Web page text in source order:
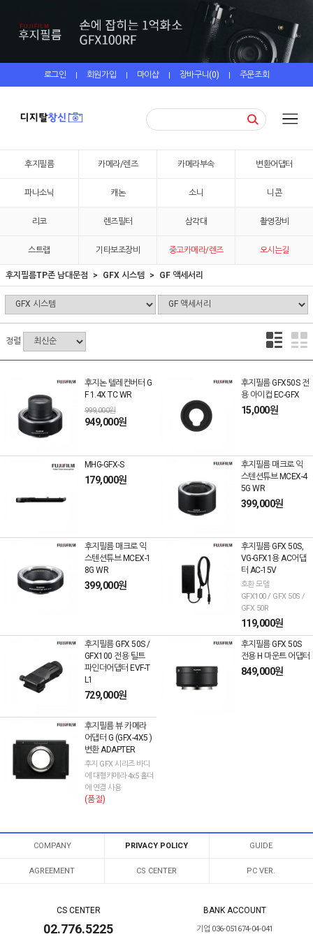
로그인 | 회원가입 | 마이샵 | 장바구니(0) | 주문조회
후지필름 카메라/렌즈 카메라부속 변환어댑터
파나소닉 캐논 소니 니콘
리코 렌즈필터 삼각대 촬영장비
스트랩 기타보조장비 중고카메라/렌즈 오시는길
후지필름TP존 남대문점 GFX 시스템 GF 액세서리
정렬
후지논 텔레컨버터 G
F 1.4X TC WR
999,000원
949,000원
후지필름 GFX50S 전
용 아이컵 EC-GFX
15,000원
MHG-GFX-S
179,000원
후지필름 매크로 익
스텐션튜브 MCEX-4
5G WR
399,000원
후지필름 매크로 익
스텐션튜브 MCEX-1
8G WR
399,000원
후지필름 GFX 50S,
VG-GFX1용 AC어댑
터 AC-15V
호환 모델
GFX100 / GFX 50S /
GFX 50R
119,000원
후지필름 GFX 50S /
GFX100 전용 틸트
파인더어댑터 EVF-T
L1
729,000원
후지필름 GFX 50S
전용 H 마운트 어댑터
849,000원
후지필름 뷰 카메라
어댑터 G (GFX-4X5 )
변환 ADAPTER
후지 GFX 시리즈 바디
에 대형카메라 4x5 홀더
에 연결 사용
(품절)
COMPANY PRIVACY POLICY GUIDE
AGREEMENT CS CENTER PC VER.
CS CENTER
02.776.5225
BANK ACCOUNT
기업 036-051674-04-041